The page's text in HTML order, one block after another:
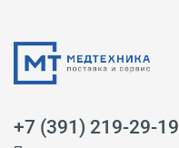
+7 (391) 219-29-19